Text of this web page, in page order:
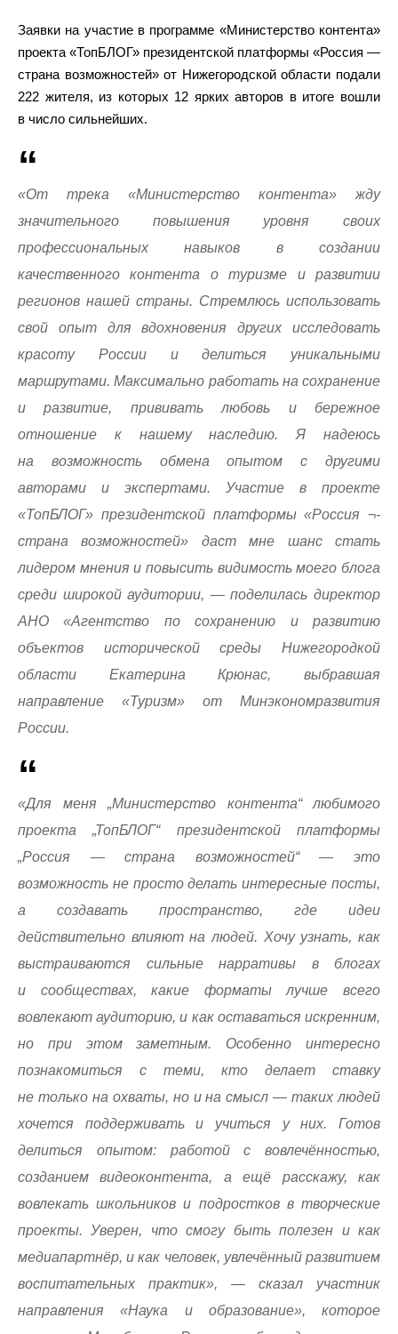
Заявки на участие в программе «Министерство контента»
проекта «ТопБЛОГ» президентской платформы «Россия —
страна возможностей» от Нижегородской области подали
222 жителя, из которых 12 ярких авторов в итоге вошли
в число сильнейших.
«От трека «Министерство контента» жду
значительного повышения уровня своих
профессиональных навыков в создании
качественного контента о туризме и развитии
регионов нашей страны. Стремлюсь использовать
свой опыт для вдохновения других исследовать
красоту России и делиться уникальными
маршрутами. Максимально работать на сохранение
и развитие, прививать любовь и бережное
отношение к нашему наследию. Я надеюсь
на возможность обмена опытом с другими
авторами и экспертами. Участие в проекте
«ТопБЛОГ» президентской платформы «Россия ¬-
страна возможностей» даст мне шанс стать
лидером мнения и повысить видимость моего блога
среди широкой аудитории, — поделилась директор
АНО «Агентство по сохранению и развитию
объектов исторической среды Нижегородкой
области Екатерина Крюнас, выбравшая
направление «Туризм» от Минэкономразвития
России.
«Для меня „Министерство контента“ любимого
проекта „ТопБЛОГ“ президентской платформы
„Россия — страна возможностей“ — это
возможность не просто делать интересные посты,
а создавать пространство, где идеи
действительно влияют на людей. Хочу узнать, как
выстраиваются сильные нарративы в блогах
и сообществах, какие форматы лучше всего
вовлекают аудиторию, и как оставаться искренним,
но при этом заметным. Особенно интересно
познакомиться с теми, кто делает ставку
не только на охваты, но и на смысл — таких людей
хочется поддерживать и учиться у них. Готов
делиться опытом: работой с вовлечённостью,
созданием видеоконтента, а ещё расскажу, как
вовлекать школьников и подростков в творческие
проекты. Уверен, что смогу быть полезен и как
медиапартнёр, и как человек, увлечённый развитием
воспитательных практик», — сказал участник
направления «Наука и образование», которое